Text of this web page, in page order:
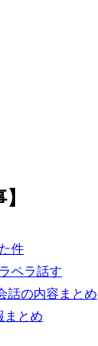
件
ペラ話す
話の内容まとめ
まとめ